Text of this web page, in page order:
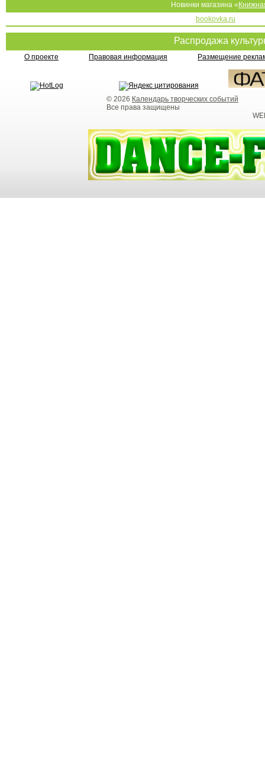
Новинки магазина «
bookovka.ru
Распродажа
О проекте Правовая информация Размещение
© 2026 Календарь творческих событий
Все права защищены